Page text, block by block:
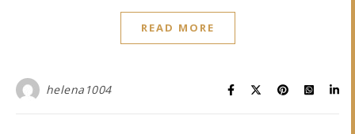
READ MORE
helena1004